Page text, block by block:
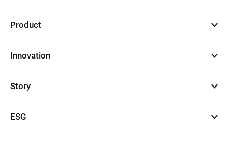
Product
Innovation
Story
ESG